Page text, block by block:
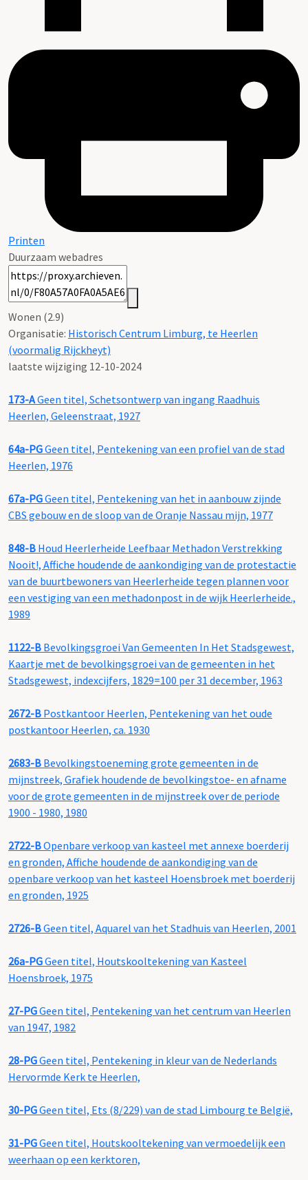
Printen
Duurzaam webadres
Wonen (2.9)
Organisatie: Historisch Centrum Limburg, te Heerlen
(voormalig Rijckheyt)
laatste wijziging 12-10-2024
173-AGeen titel, Schetsontwerp van ingang Raadhuis
Heerlen, Geleenstraat, 1927
64a-PGGeen titel, Pentekening van een profiel van de stad
Heerlen, 1976
67a-PGGeen titel, Pentekening van het in aanbouw zijnde
CBS gebouw en de sloop van de Oranje Nassau mijn, 1977
848-B Houd Heerlerheide Leefbaar Methadon Verstrekking
Nooit!, Affiche houdende de aankondiging van de protestactie
van de buurtbewoners van Heerlerheide tegen plannen voor
een vestiging van een methadonpost in de wijk Heerlerheide.,
1989
1122-B Bevolkingsgroei Van Gemeenten In Het Stadsgewest,
Kaartje met de bevolkingsgroei van de gemeenten in het
Stadsgewest, indexcijfers, 1829=100 per 31 december, 1963
2672-B Postkantoor Heerlen, Pentekening van het oude
postkantoor Heerlen, ca. 1930
2683-B Bevolkingstoeneming grote gemeenten in de
mijnstreek, Grafiek houdende de bevolkingstoe- en afname
voor de grote gemeenten in de mijnstreek over de periode
1900 - 1980, 1980
2722-BOpenbare verkoop van kasteel met annexe boerderij
en gronden, Affiche houdende de aankondiging van de
openbare verkoop van het kasteel Hoensbroek met boerderij
en gronden, 1925
2726-BGeen titel, Aquarel van het Stadhuis van Heerlen, 2001
26a-PGGeen titel, Houtskooltekening van Kasteel
Hoensbroek, 1975
27-PGGeen titel, Pentekening van het centrum van Heerlen
van 1947, 1982
28-PGGeen titel, Pentekening in kleur van de Nederlands
Hervormde Kerk te Heerlen,
30-PGGeen titel, Ets (8/229) van de stad Limbourg te België,
31-PGGeen titel, Houtskooltekening van vermoedelijk een
weerhaan op een kerktoren,